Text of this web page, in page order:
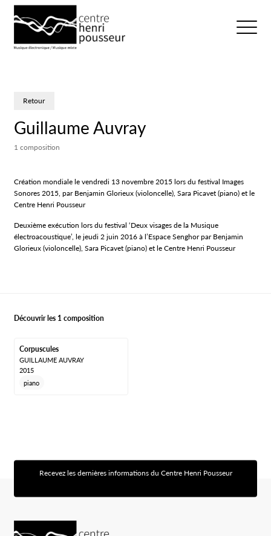
Ouvrir/
Retour
Guillaume Auvray
1 composition
Création mondiale le vendredi 13 novembre 2015 lors du festival Images
Sonores 2015, par Benjamin Glorieux (violoncelle), Sara Picavet (piano) et le
Centre Henri Pousseur
Deuxième exécution lors du festival ‘Deux visages de la Musique
électroacoustique’, le jeudi 2 juin 2016 à l’Espace Senghor par Benjamin
Glorieux (violoncelle), Sara Picavet (piano) et le Centre Henri Pousseur
Découvrir les 1 composition
Corpuscules
GUILLAUME AUVRAY
2015
piano
Recevez les dernières informations du Centre Henri Pousseur